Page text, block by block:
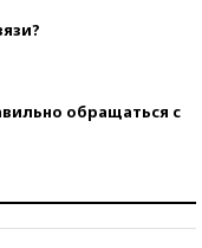
обращаться с